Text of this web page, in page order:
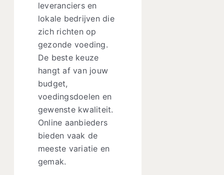
leveranciers en
lokale bedrijven die
zich richten op
gezonde voeding.
De beste keuze
hangt af van jouw
budget,
voedingsdoelen en
gewenste kwaliteit.
Online aanbieders
bieden vaak de
meeste variatie en
gemak.